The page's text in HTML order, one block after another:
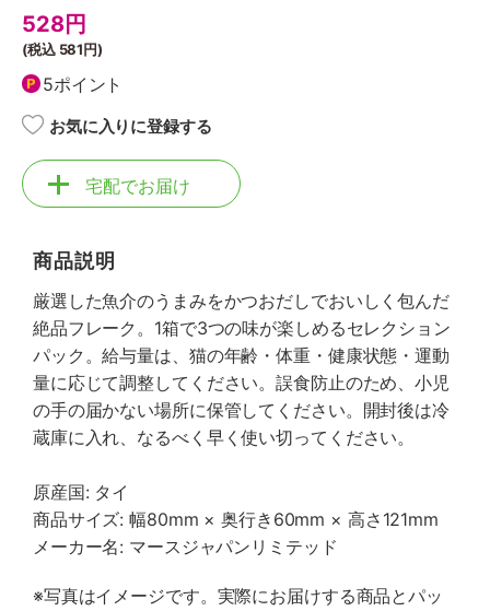
528円
(税込 581円)
5ポイント
お気に入りに登録する
宅配でお届け
商品説明
厳選した魚介のうまみをかつおだしでおいしく包んだ
絶品フレーク。1箱で3つの味が楽しめるセレクション
パック。給与量は、猫の年齢・体重・健康状態・運動
量に応じて調整してください。誤食防止のため、小児
の手の届かない場所に保管してください。開封後は冷
蔵庫に入れ、なるべく早く使い切ってください。
原産国: タイ
商品サイズ: 幅80mm × 奥行き60mm × 高さ121mm
メーカー名: マースジャパンリミテッド
※写真はイメージです。実際にお届けする商品とパッ